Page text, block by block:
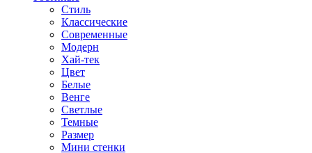
Стиль
Классические
Современные
Модерн
Хай-тек
Цвет
Белые
Венге
Светлые
Темные
Размер
Мини стенки